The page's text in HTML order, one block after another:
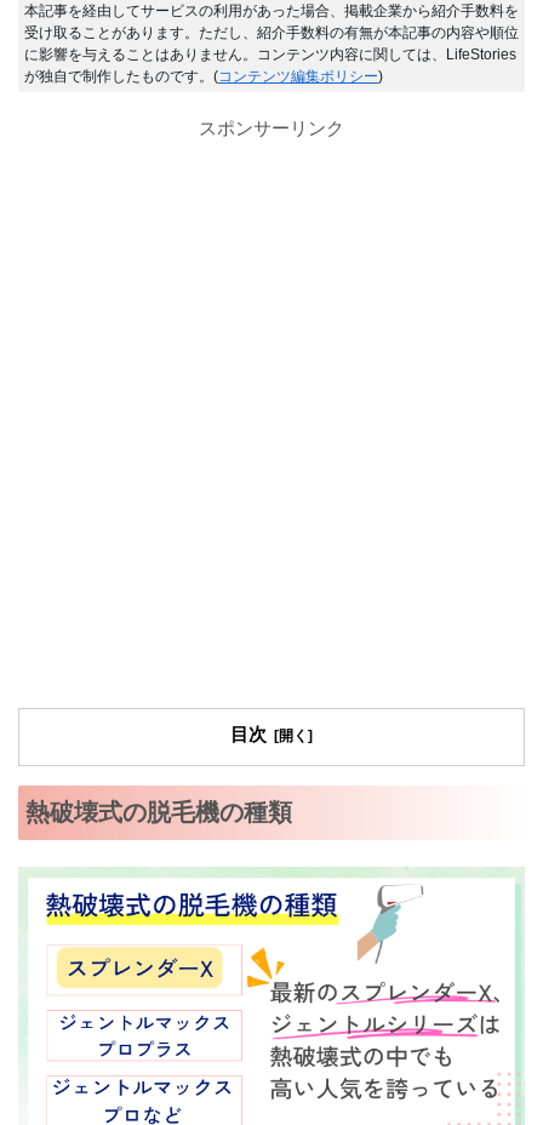
本記事を経由してサービスの利用があった場合、掲載企業から紹介手数料を
受け取ることがあります。ただし、紹介手数料の有無が本記事の内容や順位
に影響を与えることはありません。コンテンツ内容に関しては、LifeStories
が独自で制作したものです。(コンテンツ編集ポリシー)
スポンサーリンク
目次
熱破壊式の脱毛機の種類